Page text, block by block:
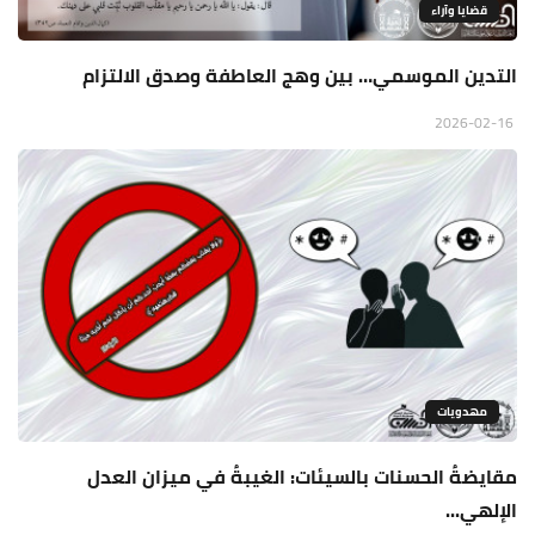
قضايا وآراء
التدين الموسمي… بين وهج العاطفة وصدق الالتزام
مهدويات
مقايضةُ الحسنات بالسيئات: الغيبةُ في ميزان العدل
الإلهي...